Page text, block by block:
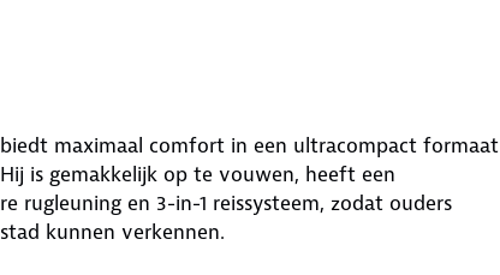
maximaal comfort in een ultracompact formaat
is gemakkelijk op te vouwen, heeft een
rugleuning en 3-in-1 reissysteem, zodat ouders
kunnen verkennen.